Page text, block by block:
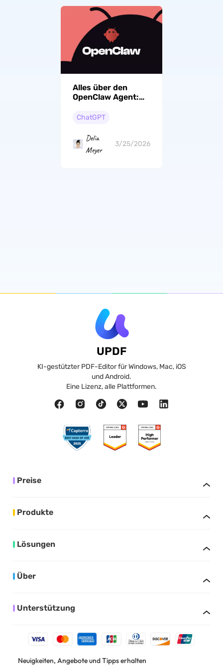
Alles über den
OpenClaw Agent:
Einrichtung
ChatGPT
Delia
Meyer
3/25/2026
UPDF
KI-gestützter PDF-Editor für Windows, Mac, iOS
und Android.
Eine Lizenz, alle Plattformen.
Preise
Produkte
Lösungen
Über
Unterstützung
Neuigkeiten, Angebote und Tipps erhalten